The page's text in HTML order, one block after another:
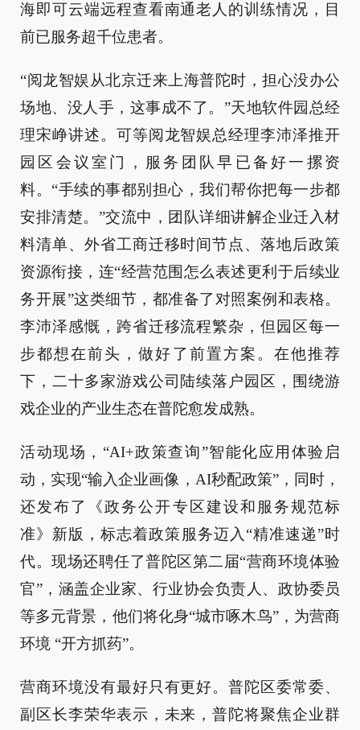
海即可云端远程查看南通老人的训练情况，目
前已服务超千位患者。
“阅龙智娱从北京迁来上海普陀时，担心没办公
场地、没人手，这事成不了。”天地软件园总经
理宋峥讲述。可等阅龙智娱总经理李沛泽推开
园区会议室门，服务团队早已备好一摞资
料。“手续的事都别担心，我们帮你把每一步都
安排清楚。”交流中，团队详细讲解企业迁入材
料清单、外省工商迁移时间节点、落地后政策
资源衔接，连“经营范围怎么表述更利于后续业
务开展”这类细节，都准备了对照案例和表格。
李沛泽感慨，跨省迁移流程繁杂，但园区每一
步都想在前头，做好了前置方案。在他推荐
下，二十多家游戏公司陆续落户园区，围绕游
戏企业的产业生态在普陀愈发成熟。
活动现场，“AI+政策查询”智能化应用体验启
动，实现“输入企业画像，AI秒配政策”，同时，
还发布了《政务公开专区建设和服务规范标
准》新版，标志着政策服务迈入“精准速递”时
代。现场还聘任了普陀区第二届“营商环境体验
官”，涵盖企业家、行业协会负责人、政协委员
等多元背景，他们将化身“城市啄木鸟”，为营商
环境 “开方抓药”。
营商环境没有最好只有更好。普陀区委常委、
副区长李荣华表示，未来，普陀将聚焦企业群